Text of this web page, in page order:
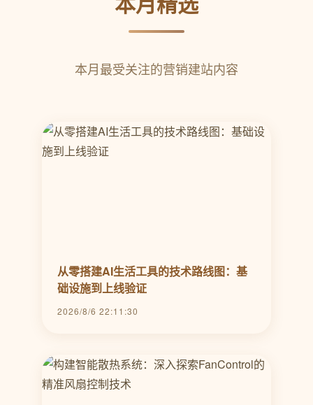
本月最受关注的营销建站内容
从零搭建AI生活工具的技术路线图：基
础设施到上线验证
2026/8/6 22:11:30